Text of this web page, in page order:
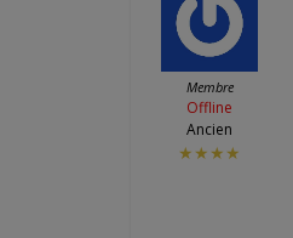
Membre
Offline
Ancien
★★★★